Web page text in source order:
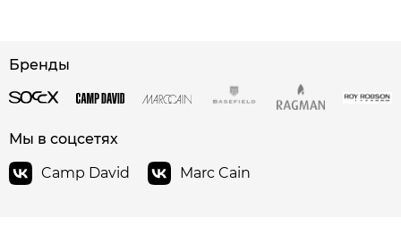
Бренды
Мы в соцсетях
Camp David
Marc Cain